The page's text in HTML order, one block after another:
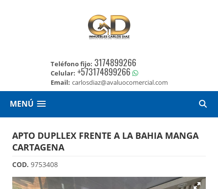
Teléfono fijo: 3174899266
Celular: +573174899266
Email: carlosdiaz@avaluocomercial.com
MENÚ
APTO DUPLLEX FRENTE A LA BAHIA MANGA
CARTAGENA
COD. 9753408